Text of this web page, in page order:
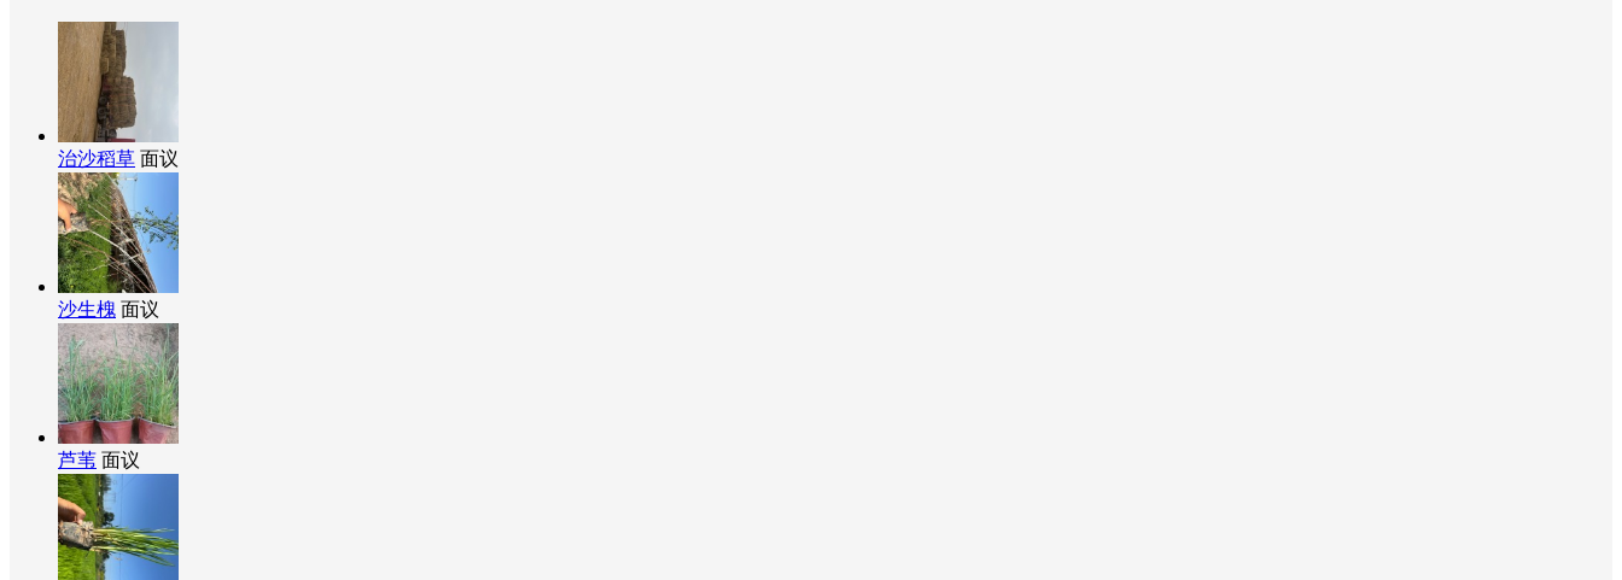
治沙稻草 面议
沙生槐 面议
芦苇 面议